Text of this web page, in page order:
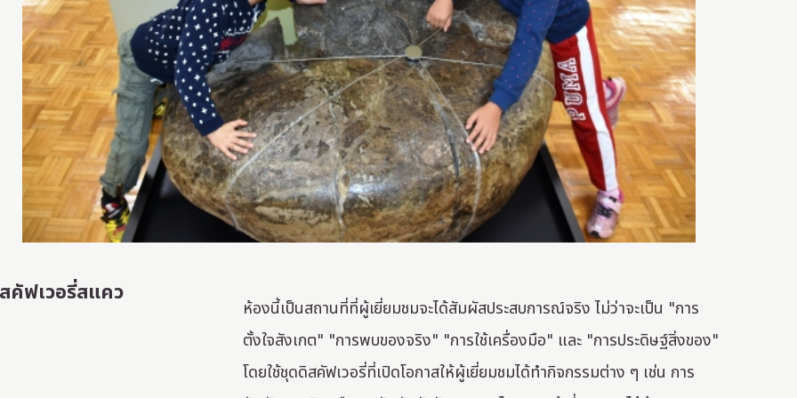
คัฟเวอรี่สแคว
ห้องนี้เป็นสถานที่ที่ผู้เยี่ยมชมจะได้สัมผัสประสบการณ์จริง ไม่ว่าจะเป็น "การ
ตั้งใจสังเกต" "การพบของจริง" "การใช้เครื่องมือ" และ "การประดิษฐ์สิ่งของ"
โดยใช้ชุดดิสคัฟเวอรี่ที่เปิดโอกาสให้ผู้เยี่ยมชมได้ทำกิจกรรมต่าง ๆ เช่น การ